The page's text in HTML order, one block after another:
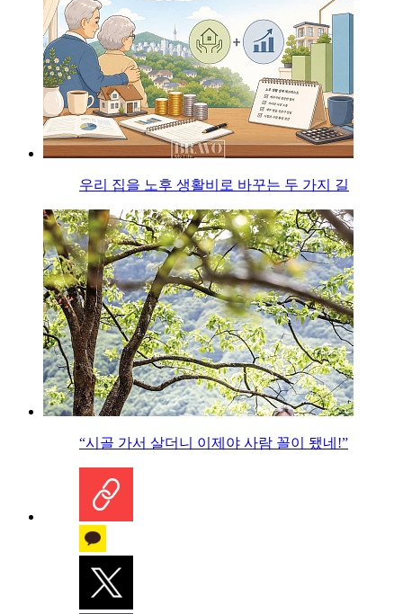
우리 집을 노후 생활비로 바꾸는 두 가지 길
“시골 가서 살더니 이제야 사람 꼴이 됐네!”